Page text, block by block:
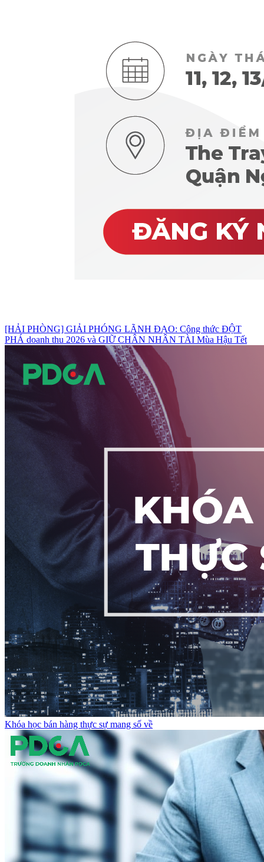
[HẢI PHÒNG] GIẢI PHÓNG LÃNH ĐẠO: Công thức ĐỘT
PHÁ doanh thu 2026 và GIỮ CHÂN NHÂN TÀI Mùa Hậu Tết
Khóa học bán hàng thực sự mang số về